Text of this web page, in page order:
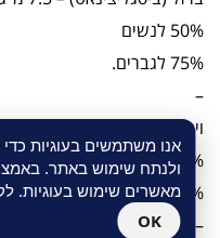
50% לנשים
75% לגברים.
–
ויטמין B5 (קלציום די פנטונט) – 3.5 מ״ג
50% לנשים
50% לגברים.
–
אנו משתמשים בעוגיות
ולנתח שימוש באתר.
מאשרים שימוש בעוגיות.
OK